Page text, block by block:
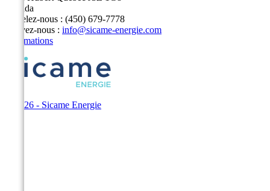
Canada
Appelez-nous : (450) 679-7778
Écrivez-nous : info@sicame-energie.com
Informations
© 2026 - Sicame Energie